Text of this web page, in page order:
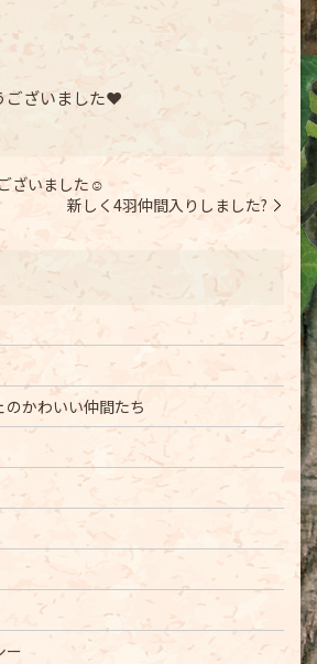
ございました❤️
ざいました☺️
新しく4羽仲間入りしました?
かわいい仲間たち
ー